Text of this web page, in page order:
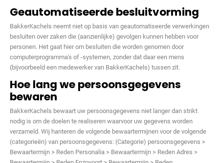
Geautomatiseerde besluitvorming
BakkerKachels neemt niet op basis van geautomatiseerde verwerkingen
besluiten over zaken die (aanzienlijke) gevolgen kunnen hebben voor
personen. Het gaat hier om besluiten die worden genomen door
computerprogramma's of -systemen, zonder dat daar een mens
(bijvoorbeeld een medewerker van BakkerKachels) tussen zit.
Hoe lang we persoonsgegevens
bewaren
BakkerKachels bewaart uw persoonsgegevens niet langer dan strikt
nodig is om de doelen te realiseren waarvoor uw gegevens worden
verzameld. Wij hanteren de volgende bewaartermijnen voor de volgende
(categorieën) van persoonsgegevens: (Categorie) persoonsgegevens >
Bewaartermijn > Reden Personalia > Bewaartermijn > Reden Adres >